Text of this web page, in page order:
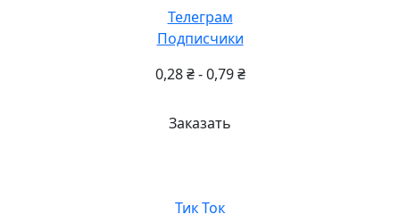
Телеграм
Подписчики
0,28₴-0,79₴
Заказать
Тик Ток